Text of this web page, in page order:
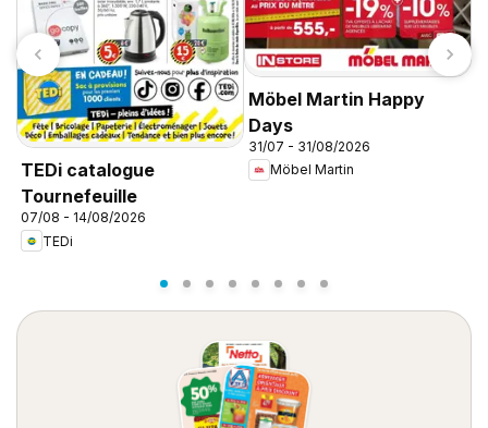
TEDi catalogue
Tournefeuille
07/08 - 14/08/2026
TEDi
Möbel Martin Happy
Days
31/07 - 31/08/2026
Möbel Martin